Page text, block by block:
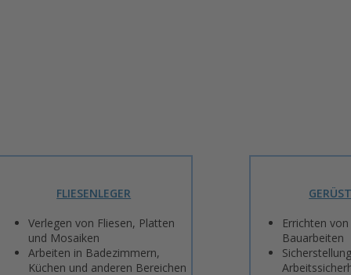
FLIESENLEGER
Verlegen von Fliesen, Platten
und Mosaiken
Arbeiten in Badezimmern,
Küchen und anderen Bereichen
Errichten
Bauarbeiten